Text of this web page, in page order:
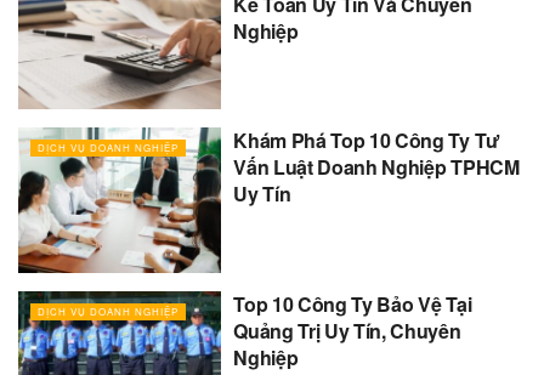
Nghiệp
DỊCH VỤ DOANH NGHIỆP
Khám Phá Top 10 Công Ty Tư
Vấn Luật Doanh Nghiệp TPHCM
Uy Tín
DỊCH VỤ DOANH NGHIỆP
Top 10 Công Ty Bảo Vệ Tại
Quảng Trị Uy Tín, Chuyên
Nghiệp